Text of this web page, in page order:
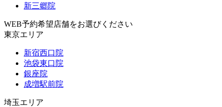
新三郷院
WEB予約希望店舗をお選びください
東京エリア
新宿西口院
池袋東口院
銀座院
成増駅前院
埼玉エリア